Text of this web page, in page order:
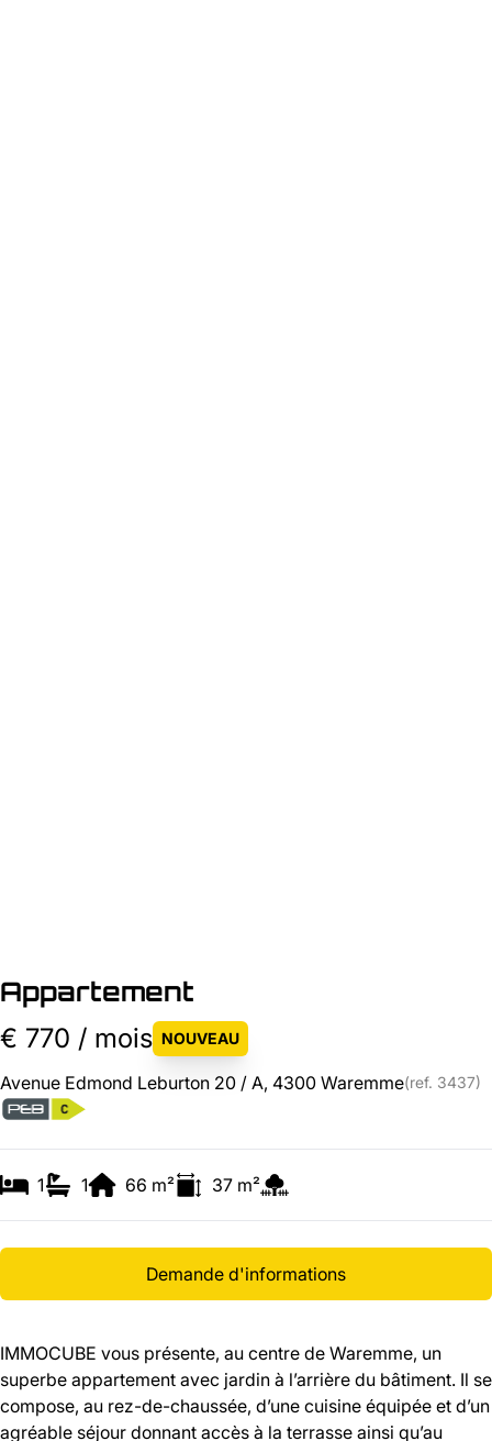
Appartement
€ 770 / mois NOUVEAU
Avenue Edmond Leburton 20 / A, 4300 Waremme(ref. 3437)
1 1 66 m² 37 m²
Demande d'informations
IMMOCUBE vous présente, au centre de Waremme, un
superbe appartement avec jardin à l’arrière du bâtiment. Il se
compose, au rez-de-chaussée, d’une cuisine équipée et d’un
agréable séjour donnant accès à la terrasse ainsi qu’au